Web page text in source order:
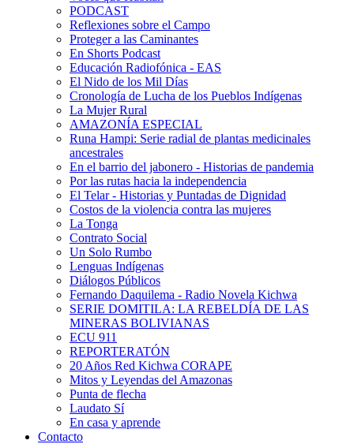
PODCAST
Reflexiones sobre el Campo
Proteger a las Caminantes
En Shorts Podcast
Educación Radiofónica - EAS
El Nido de los Mil Días
Cronología de Lucha de los Pueblos Indígenas
La Mujer Rural
AMAZONÍA ESPECIAL
Runa Hampi: Serie radial de plantas medicinales
ancestrales
En el barrio del jabonero - Historias de pandemia
Por las rutas hacia la independencia
El Telar - Historias y Puntadas de Dignidad
Costos de la violencia contra las mujeres
La Tonga
Contrato Social
Un Solo Rumbo
Lenguas Indígenas
Diálogos Públicos
Fernando Daquilema - Radio Novela Kichwa
SERIE DOMITILA: LA REBELDÍA DE LAS
MINERAS BOLIVIANAS
ECU 911
REPORTERATÓN
20 Años Red Kichwa CORAPE
Mitos y Leyendas del Amazonas
Punta de flecha
Laudato Sí
En casa y aprende
Contacto